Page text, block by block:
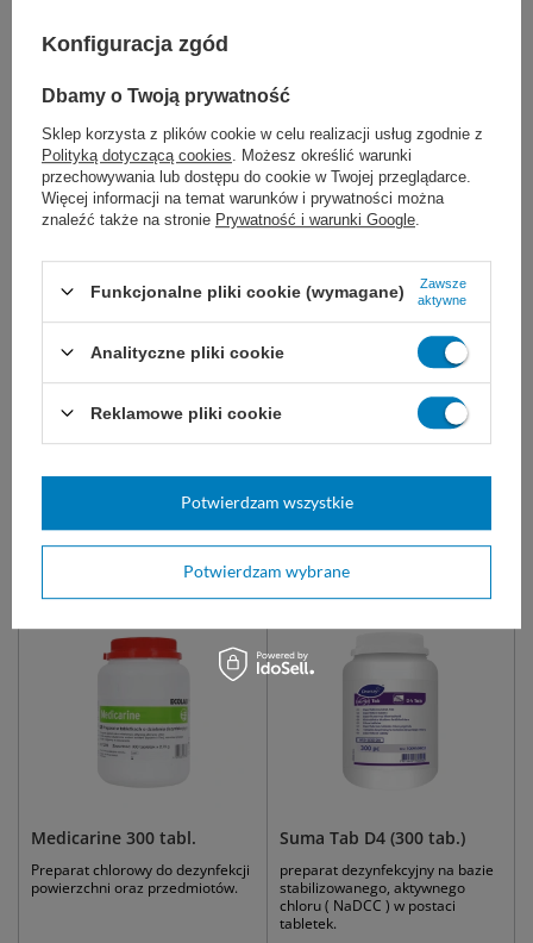
prątki,
grzyby,
inaktywuje wirusy,
Marka
Medilab
Postać
Tabletki
Spektrum Działania Więcej
Cechy produktu
Preparat chlorowy
Zobacz podobne:
Medicarine 300 tabl.
Preparat chlorowy do dezynfekcji
powierzchni oraz przedmiotów.
Suma Tab D4 (300 tab.)
preparat dezynfekcyjny na bazie
stabilizowanego, aktywnego
chloru ( NaDCC ) w postaci
tabletek.
Konfiguracja zgód
Dbamy o Twoją prywatność
Sklep korzysta z plików cookie w celu realizacji usług zgodnie z
Polityką dotyczącą cookies . Możesz określić warunki
przechowywania lub dostępu do cookie w Twojej przeglądarce.
Więcej informacji na temat warunków i prywatności można
znaleźć także na stronie Prywatność i warunki Google
Funkcjonalne pliki cookie (wymagane)
Zawsze
aktywne
Analityczne pliki cookie
Reklamowe pliki cookie
Potwierdzam wybrane
Potwierdzam wszystkie